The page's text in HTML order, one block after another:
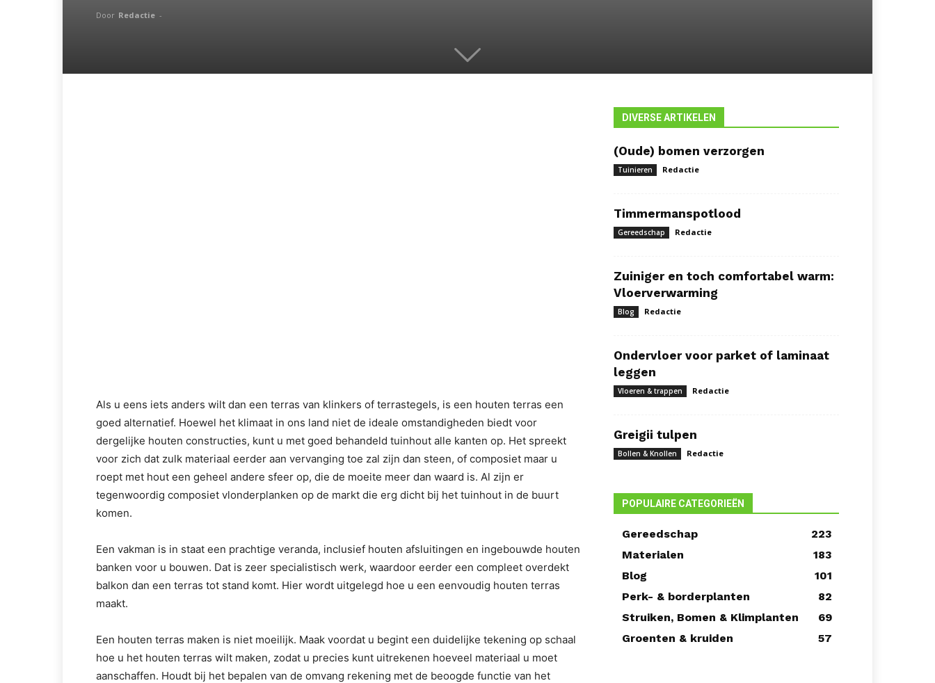
Door Redactie -
Als u eens iets anders wilt dan een terras van klinkers of terrastegels, is een houten terras een
goed alternatief. Hoewel het klimaat in ons land niet de ideale omstandigheden biedt voor
dergelijke houten constructies, kunt u met goed behandeld tuinhout alle kanten op. Het spreekt
voor zich dat zulk materiaal eerder aan vervanging toe zal zijn dan steen, of composiet maar u
roept met hout een geheel andere sfeer op, die de moeite meer dan waard is. Al zijn er
tegenwoordig composiet vlonderplanken op de markt die erg dicht bij het tuinhout in de buurt
komen.
Een vakman is in staat een prachtige veranda, inclusief houten afsluitingen en ingebouwde houten
banken voor u bouwen. Dat is zeer specialistisch werk, waardoor eerder een compleet overdekt
balkon dan een terras tot stand komt. Hier wordt uitgelegd hoe u een eenvoudig houten terras
maakt.
Een houten terras maken is niet moeilijk. Maak voordat u begint een duidelijke tekening op schaal
hoe u het houten terras wilt maken, zodat u precies kunt uitrekenen hoeveel materiaal u moet
aanschaffen. Houdt bij het bepalen van de omvang rekening met de beoogde functie van het
DIVERSE ARTIKELEN
(Oude) bomen verzorgen
Tuinieren Redactie
Timmermanspotlood
Gereedschap Redactie
Zuiniger en toch comfortabel warm:
Vloerverwarming
Blog Redactie
Ondervloer voor parket of laminaat
leggen
Vloeren & trappen Redactie
Greigii tulpen
Bollen & Knollen Redactie
POPULAIRE CATEGORIEËN
Gereedschap
223
Materialen
183
Blog
101
Perk- & borderplanten
82
Struiken, Bomen & Klimplanten
69
Groenten & kruiden
57